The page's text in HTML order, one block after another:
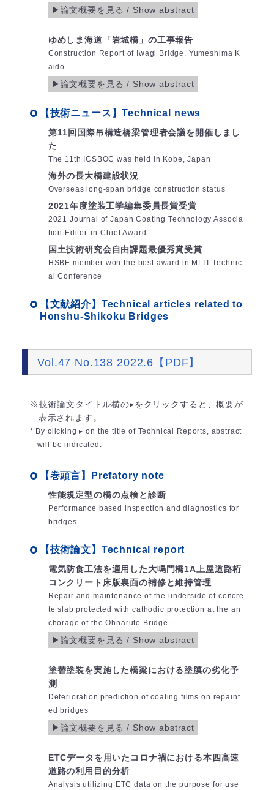
ゆめしま海道「岩城橋」の工事報告
Construction Report of Iwagi Bridge, Yumeshima K
aido
【技術ニュース】Technical news
第11回国際吊構造橋梁管理者会議を開催しまし
た
The 11th ICSBOC was held in Kobe, Japan
海外の長大橋建設状況
Overseas long-span bridge construction status
2021年度塗装工学編集委員長賞受賞
2021 Journal of Japan Coating Technology Associa
tion Editor-in-Chief Award
国土技術研究会自由課題最優秀賞受賞
HSBE member won the best award in MLIT Technic
al Conference
【文献紹介】Technical articles related to
Honshu-Shikoku Bridges
Vol.47 No.138 2022.6【PDF】
※技術論文タイトル横の▸をクリックすると、概要が
表示されます。
* By clicking ▸ on the title of Technical Reports, abstract
will be indicated.
【巻頭言】Prefatory note
性能規定型の橋の点検と診断
Performance based inspection and diagnostics for
bridges
【技術論文】Technical report
電気防食工法を適用した大鳴門橋1A上屋道路桁
コンクリート床版裏面の補修と維持管理
Repair and maintenance of the underside of concre
te slab protected with cathodic protection at the an
chorage of the Ohnaruto Bridge
塗替塗装を実施した橋梁における塗膜の劣化予
測
Deterioration prediction of coating films on repaint
ed bridges
ETCデータを用いたコロナ禍における本四高速
道路の利用目的分析
Analysis utilizing ETC data on the purpose for use